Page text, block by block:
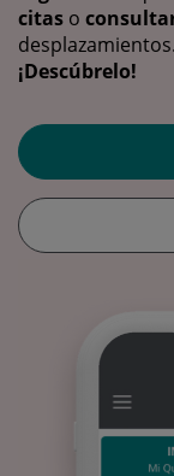
citas o
desplazamientos.
¡Descúbrelo!